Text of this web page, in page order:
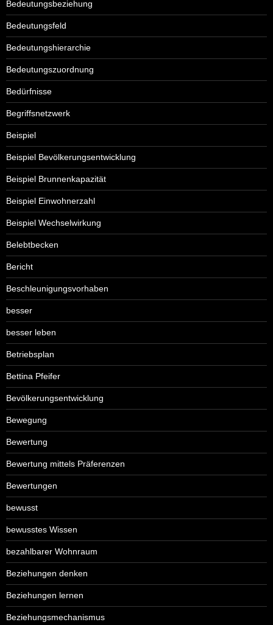
Bedeutungsbeziehung
Bedeutungsfeld
Bedeutungshierarchie
Bedeutungszuordnung
Bedürfnisse
Begriffsnetzwerk
Beispiel
Beispiel Bevölkerungsentwicklung
Beispiel Brunnenkapazität
Beispiel Einwohnerzahl
Beispiel Wechselwirkung
Belebtbecken
Bericht
Beschleunigungsvorhaben
besser
besser leben
Betriebsplan
Bettina Pfeifer
Bevölkerungsentwicklung
Bewegung
Bewertung
Bewertung mittels Präferenzen
Bewertungen
bewusst
bewusstes Wissen
bezahlbarer Wohnraum
Beziehungen denken
Beziehungen lernen
Beziehungsmechanismus